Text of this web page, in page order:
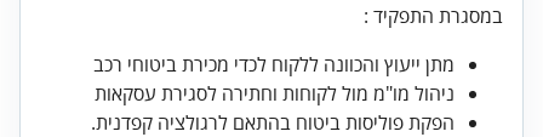
במסגרת התפקיד :
מתן ייעוץ והכוונה ללקוח לכדי מכירת ביטוחי רכב
ניהול מו"מ מול לקוחות וחתירה לסגירת עסקאות
הפקת פוליסות ביטוח בהתאם לרגולציה קפדנית.